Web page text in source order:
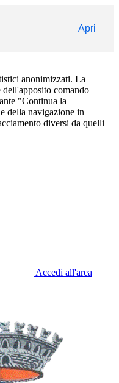
Apri
anonimizzati. La
dell'apposito comando
"Continua la
della navigazione in
diversi da quelli
Accedi all'area